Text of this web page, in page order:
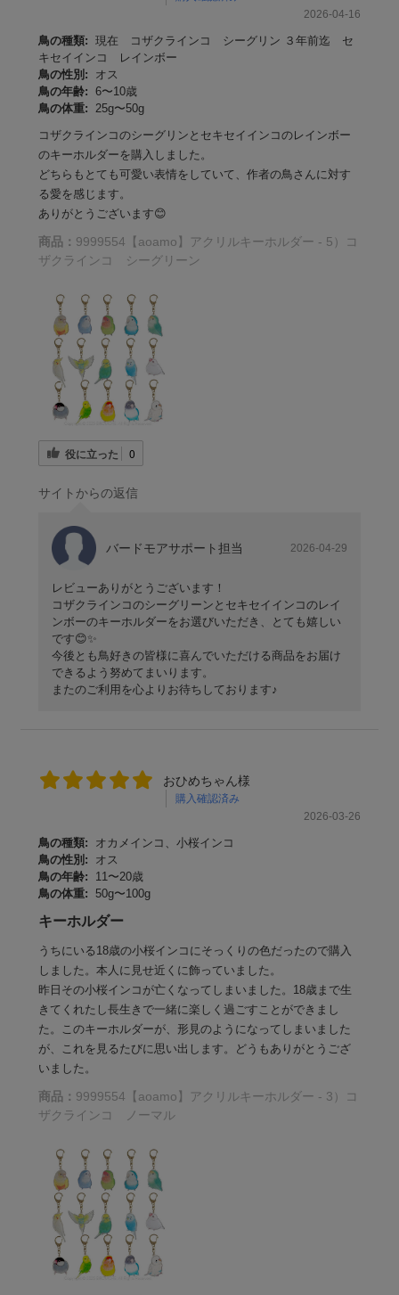
2026-04-16
鳥の種類: 現在 コザクラインコ シーグリン ３年前迄 セ
キセイインコ レインボー
鳥の性別:
オス
鳥の年齢: 6〜10歳
鳥の体重:
25g〜50g
コザクラインコのシーグリンとセキセイインコのレインボー
のキーホルダーを購入しました。
どちらもとても可愛い表情をしていて、作者の鳥さんに対す
る愛を感じます。
ありがとうございます😊
商品： 9999554【aoamo】アクリルキーホルダー - 5）コ
ザクラインコ シーグリーン
役に立った 0
サイトからの返信
バードモアサポート担当 2026-04-29
レビューありがとうございます！
コザクラインコのシーグリーンとセキセイインコのレイ
ンボーのキーホルダーをお選びいただき、とても嬉しい
です😊✨
今後とも鳥好きの皆様に喜んでいただける商品をお届け
できるよう努めてまいります。
またのご利用を心よりお待ちしております♪
おひめちゃん様
購入確認済み
2026-03-26
鳥の種類:
オカメインコ、小桜インコ
鳥の性別:
オス
鳥の年齢:
11〜20歳
鳥の体重: 50g〜100g
キーホルダー
うちにいる18歳の小桜インコにそっくりの色だったので購入
しました。本人に見せ近くに飾っていました。
昨日その小桜インコが亡くなってしまいました。18歳まで生
きてくれたし長生きで一緒に楽しく過ごすことができまし
た。このキーホルダーが、形見のようになってしまいました
が、これを見るたびに思い出します。どうもありがとうござ
いました。
商品： 9999554【aoamo】アクリルキーホルダー - 3）コ
ザクラインコ ノーマル